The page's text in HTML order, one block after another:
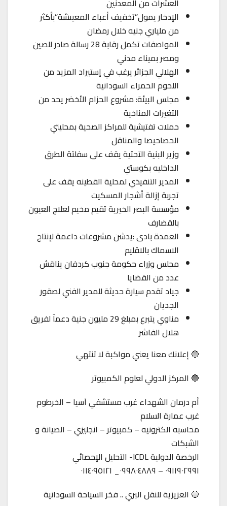
العشرات من المعدنين
الإدخار يمول”تخفيف أعباء المعيىشة”بأكثر
من ملياري جنيه خلال رمضان
المواصفات تكمل رقابة 28 رسالة صادر للصين
ومصر بميناء مدني
الهلالي الجزائر يرغب في إستيراد المزيد من
اللحوم الحمراء السودانية
مجلس البيئة: مشروع الحزام الأخضر يحد من
التغيرات المناخية
حملات تفتيشية للمراكز الصحية بمحليتي
الحصاحيصا والمناقل
وزير البنية التحتية يقف على سفلتة الطرق
الداخليه بكوستي
المدير التنفيذي لمحلية القطينه يقف على
تجربة إزالة أشجار المسكيت
مؤسسة البصر الخيرية تقيم مخيم لعلاج العيون
بالقضارف
العمدة بادى :يدشن مشروعات داعمة لإنتاج
الاسماك بالاقليم
مجلس وزراء حكومة جنوب كردفان يناقش
عدد من القضايا
جياد تقدم سيارة حديثة للمدير الفني لصقور
الجديان
مناوي يتبرع بمبلغ 29 مليون جنية دعمآ لفريق
هلال الفاشر
🔵 إعلانك معنا يعني مواكبة لا تنتهي
🔵 المركز الدولي لعلوم الكمبيوتر
أم درمان الشهداء غرب مستشفي آسيا – الخرطوم
غرب عمارة السلام
محاسبه الكترونيه – كمبيوتر – انجليزي – الصيانة و
الشبكات
الرخصة الدولية ICDL- التحليل الإحصائي
٠٩١١٩٠٢٩٩١ – ٠٩٩٨٠٤٨٨٩_ ٠١١٤٠٩٥١٢١
🔵 العزيزية للنقل البري .. فخر السياحة السودانية